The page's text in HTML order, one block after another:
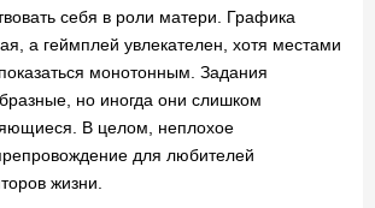
себя в роли матери. Графика
а геймплей увлекателен, хотя местами
монотонным. Задания
но иногда они слишком
В целом, неплохое
для любителей
жизни.